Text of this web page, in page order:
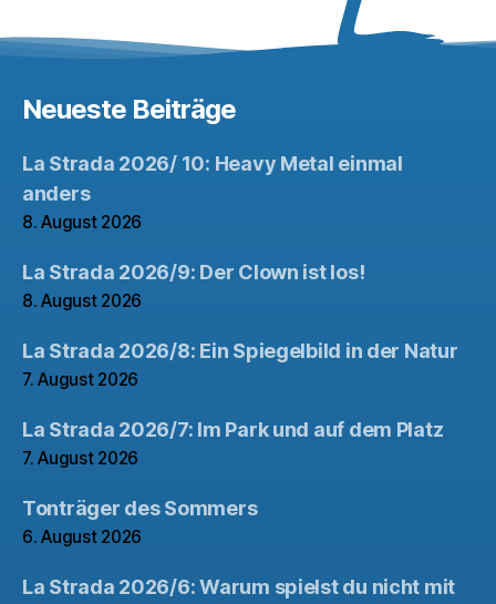
Neueste Beiträge
La Strada 2026/ 10: Heavy Metal einmal
anders
8. August 2026
La Strada 2026/9: Der Clown ist los!
8. August 2026
La Strada 2026/8: Ein Spiegelbild in der Natur
7. August 2026
La Strada 2026/7: Im Park und auf dem Platz
7. August 2026
Tonträger des Sommers
6. August 2026
La Strada 2026/6: Warum spielst du nicht mit